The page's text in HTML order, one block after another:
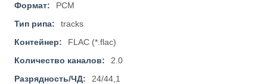
Формат:
PCM
Тип рипа:
tracks
Контейнер:
FLAC (*.flac)
Количество каналов:
2.0
Разрядность/ЧД:
24/44,1